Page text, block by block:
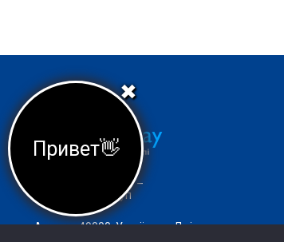
Агеція StudentWay –
комфортний вступ
Адреса: 49000, Україна, м. Дніпро
✖
Привет👋